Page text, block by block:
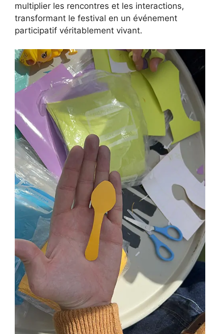
multiplier les rencontres et les interactions,
transformant le festival en un événement
participatif véritablement vivant.